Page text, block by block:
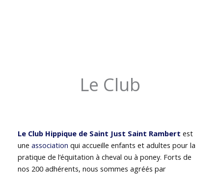
Le Club
Le Club Hippique de Saint Just Saint Rambert est
uneassociation qui accueille enfants et adultes pour la
pratique de l’équitation à cheval ou à poney. Forts de
nos 200 adhérents, nous sommes agréés par